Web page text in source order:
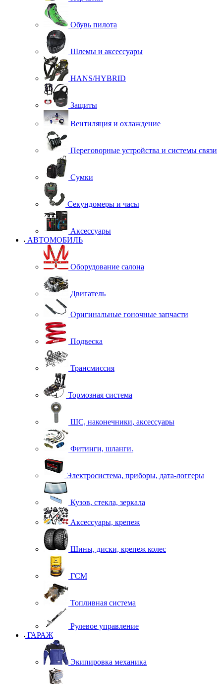
Обувь пилота
Шлемы и аксессуары
HANS/HYBRID
Защиты
Вентиляция и охлаждение
Переговорные устройства и системы связи
Сумки
Секундомеры и часы
Аксессуары
АВТОМОБИЛЬ
Оборудование салона
Двигатель
Оригинальные гоночные запчасти
Подвеска
Трансмиссия
Тормозная система
ШС, наконечники, аксессуары
Фитинги, шланги.
Электросистема, приборы, дата-логгеры
Кузов, стекла, зеркала
Аксессуары, крепеж
Шины, диски, крепеж колес
ГСМ
Топливная система
Рулевое управление
ГАРАЖ
Экипировка механика